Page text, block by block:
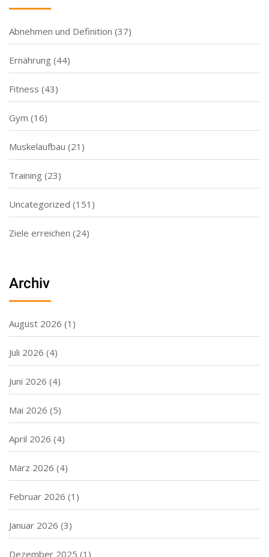
Abnehmen und Definition (37)
Ernährung (44)
Fitness (43)
Gym (16)
Muskelaufbau (21)
Training (23)
Uncategorized (151)
Ziele erreichen (24)
Archiv
August 2026 (1)
Juli 2026 (4)
Juni 2026 (4)
Mai 2026 (5)
April 2026 (4)
März 2026 (4)
Februar 2026 (1)
Januar 2026 (3)
Dezember 2025 (1)